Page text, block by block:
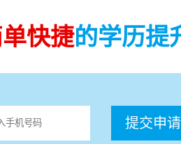
快捷的学历提
提交申请